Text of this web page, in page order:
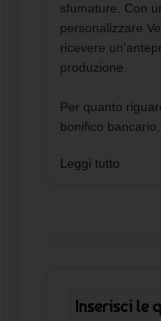
sfumature. Con
personalizzare
ricevere
produzione.
Per quanto
bonifico
indicati nei
cucitura
Leggi tutto
Inserisci le